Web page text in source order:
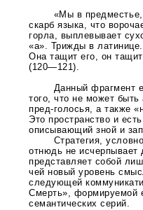
«Мы в
скарб языка, что
горла, выплевывает
«а». Трижды в
Она тащит его, он
(120—121).
Данный фрагмент
того, что не может
пред-голосья, а также
Это пространство и
описывающий зной и
Стратегия,
отнюдь не
представляет собой
чей новый уровень
следующей
Смерть», формируемой
семантических серий.